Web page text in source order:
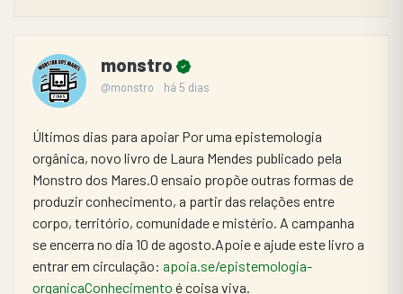
monstro
@monstro há 5 dias
Últimos dias para apoiar Por uma epistemologia
orgânica, novo livro de Laura Mendes publicado pela
Monstro dos Mares.O ensaio propõe outras formas de
produzir conhecimento, a partir das relações entre
corpo, território, comunidade e mistério. A campanha
se encerra no dia 10 de agosto.Apoie e ajude este livro a
entrar em circulação: apoia.se/epistemologia-
organicaConhecimento é coisa viva.